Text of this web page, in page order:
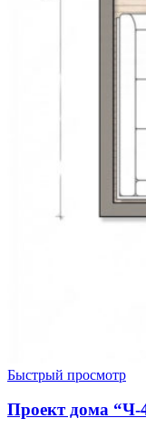
Быстрый просмотр
Проект дома “Ч-